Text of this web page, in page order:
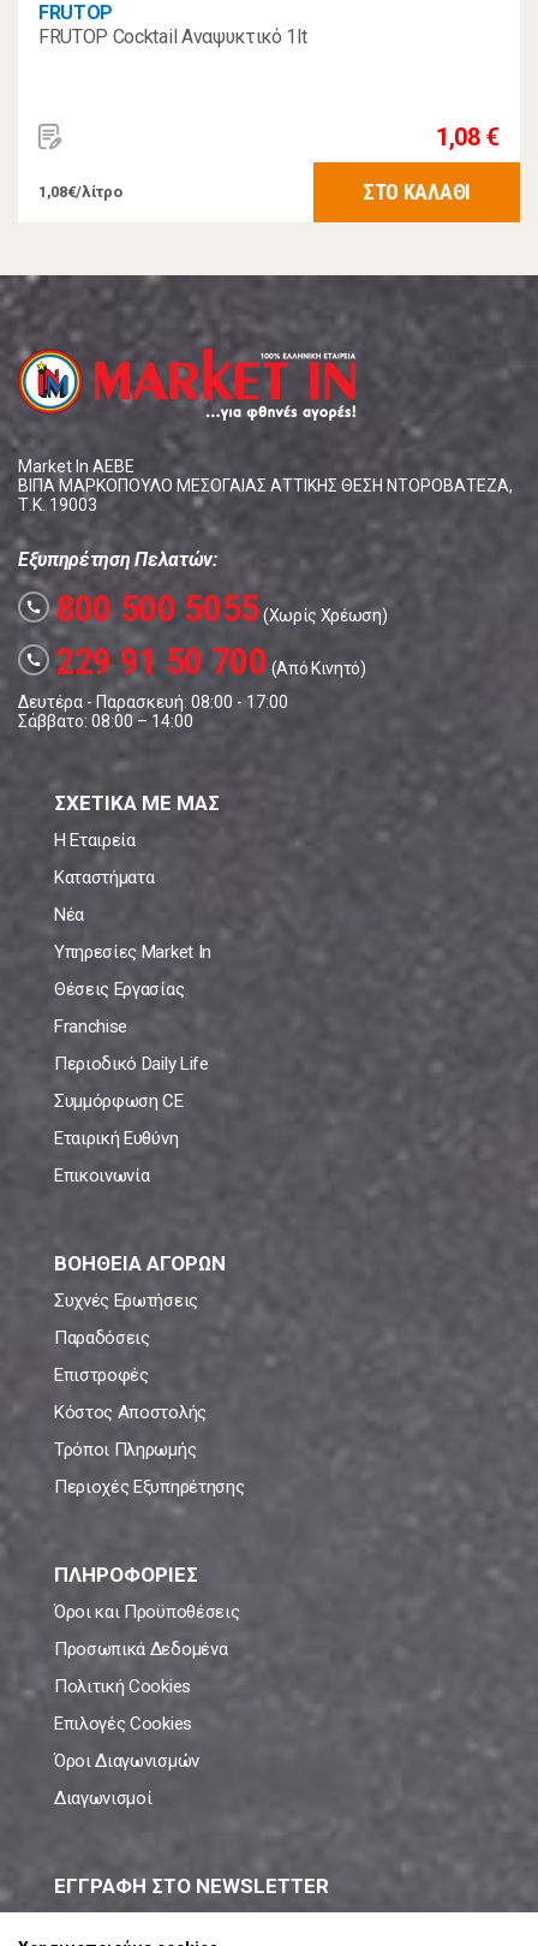
FRUTOP
FRUTOP Cocktail Αναψυκτικό 1lt
1,08 €
1,08€/λίτρο ΣΤΟ ΚΑΛΑΘΙ
Market In ΑΕΒΕ
ΒΙΠΑ ΜΑΡΚΟΠΟΥΛΟ ΜΕΣΟΓΑΙΑΣ ΑΤΤΙΚΗΣ ΘΕΣΗ ΝΤΟΡΟΒΑΤΕΖΑ,
Τ.Κ. 19003
Εξυπηρέτηση Πελατών:
call 800 500 5055(Χωρίς Χρέωση)
call 229 91 50 700 (Από Κινητό)
Δευτέρα - Παρασκευή: 08:00 - 17:00
Σάββατο: 08:00 – 14:00
ΣΧΕΤΙΚΑ ΜΕ ΜΑΣ
Η Εταιρεία
Καταστήματα
Νέα
Υπηρεσίες Market In
Θέσεις Εργασίας
Franchise
Περιοδικό Daily Life
Συμμόρφωση CE
Εταιρική Ευθύνη
Επικοινωνία
ΒΟΗΘΕΙΑ ΑΓΟΡΩΝ
Συχνές Ερωτήσεις
Παραδόσεις
Επιστροφές
Κόστος Αποστολής
Τρόποι Πληρωμής
Περιοχές Εξυπηρέτησης
ΠΛΗΡΟΦΟΡΙΕΣ
Όροι και Προϋποθέσεις
Προσωπικά Δεδομένα
Πολιτική Cookies
Επιλογές Cookies
Όροι Διαγωνισμών
Διαγωνισμοί
ΕΓΓΡΑΦΗ ΣΤΟ NEWSLETTER